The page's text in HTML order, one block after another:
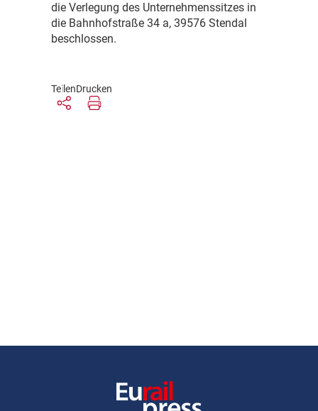
die Verlegung des Unternehmenssitzes in
die Bahnhofstraße 34 a, 39576 Stendal
beschlossen.
TeilenDrucken